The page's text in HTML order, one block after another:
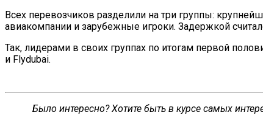
Всех перевозчиков разделили на три группы:
авиакомпании и зарубежные игроки. Задержкой
Так, лидерами в своих группах по итогам первой
и Flydubai.
Было интересно? Хотите быть в курсе самых